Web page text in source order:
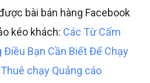
bài bán hàng Facebook
kéo khách: Các Từ Cấm
Điều Bạn Cần Biết Để Chạy
Thuê chạy Quảng cáo